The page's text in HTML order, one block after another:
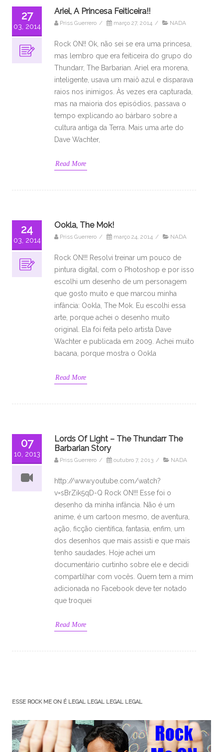
27
03, 2014
Ariel, A Princesa Feiticeira!!
Priss Guerrero / março 27, 2014 / NADA
Rock ON!! Ok, não sei se era uma princesa,
mas lembro que era feiticeira do grupo do
Thundarr, The Barbarian. Ariel era morena,
inteligente, usava um maiô azul e disparava
raios nos inimigos. Às vezes era capturada,
mas na maioria dos episódios, passava o
tempo explicando ao bárbaro sobre a
cultura antiga da Terra. Mais uma arte do
Dave Wachter,
Read More
24
03, 2014
Ookla, The Mok!
Priss Guerrero / março 24, 2014 / NADA
Rock ON!!! Resolvi treinar um pouco de
pintura digital, com o Photoshop e por isso
escolhi um desenho de um personagem
que gosto muito e que marcou minha
infância: Ookla, The Mok. Eu escolhi essa
arte, porque achei o desenho muito
original. Ela foi feita pelo artista Dave
Wachter e publicada em 2009. Achei muito
bacana, porque mostra o Ookla
Read More
07
10, 2013
Lords Of Light – The Thundarr The
Barbarian Story
Priss Guerrero / outubro 7, 2013 / NADA
http://www.youtube.com/watch?
v=sBrZik5qD-Q Rock ON!!! Esse foi o
desenho da minha infância. Não é um
anime, é um cartoon mesmo, de aventura,
ação, ficção científica, fantasia, enfim, um
dos desenhos que mais assisti e que mais
tenho saudades. Hoje achei um
documentário curtinho sobre ele e decidi
compartilhar com vocês. Quem tem a mim
adicionada no Facebook deve ter notado
que troquei
Read More
ESSE ROCK ME ON É LEGAL LEGAL LEGAL LEGAL